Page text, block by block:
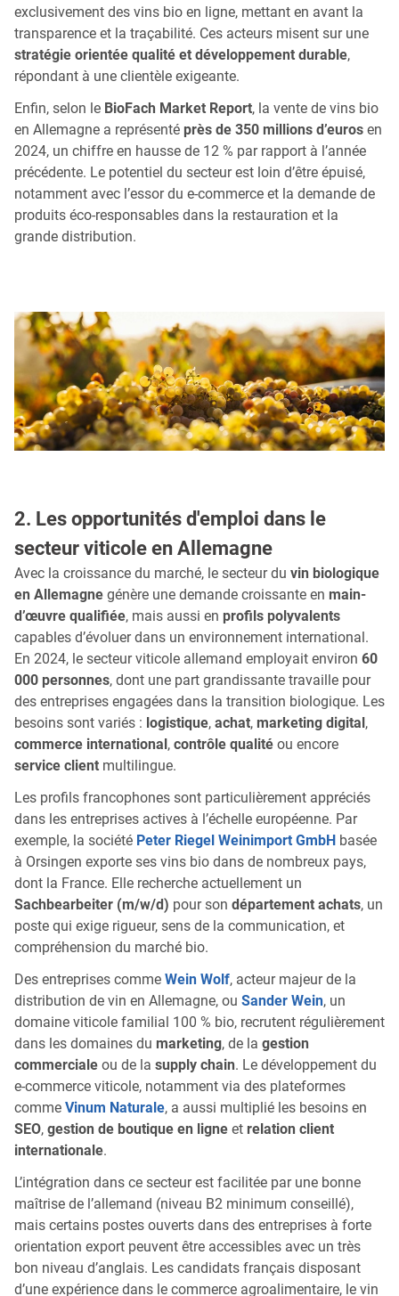
exclusivement des vins bio en ligne, mettant en avant la
transparence et la traçabilité. Ces acteurs misent sur une
stratégie orientée qualité et développement durable,
répondant à une clientèle exigeante.
Enfin, selon le BioFach Market Report, la vente de vins bio
en Allemagne a représenté près de 350 millions d’euros en
2024, un chiffre en hausse de 12 % par rapport à l’année
précédente. Le potentiel du secteur est loin d’être épuisé,
notamment avec l’essor du e-commerce et la demande de
produits éco-responsables dans la restauration et la
grande distribution.
2. Les opportunités d'emploi dans le
secteur viticole en Allemagne
Avec la croissance du marché, le secteur du vin biologique
en Allemagne génère une demande croissante en main-
d’œuvre qualifiée, mais aussi en profils polyvalents
capables d’évoluer dans un environnement international.
En 2024, le secteur viticole allemand employait environ 60
000 personnes, dont une part grandissante travaille pour
des entreprises engagées dans la transition biologique. Les
besoins sont variés : logistique, achat, marketing digital,
commerce international, contrôle qualité ou encore
service client multilingue.
Les profils francophones sont particulièrement appréciés
dans les entreprises actives à l’échelle européenne. Par
exemple, la société Peter Riegel Weinimport GmbH basée
à Orsingen exporte ses vins bio dans de nombreux pays,
dont la France. Elle recherche actuellement un
Sachbearbeiter (m/w/d) pour son département achats, un
poste qui exige rigueur, sens de la communication, et
compréhension du marché bio.
Des entreprises comme Wein Wolf, acteur majeur de la
distribution de vin en Allemagne, ou Sander Wein, un
domaine viticole familial 100 % bio, recrutent régulièrement
dans les domaines du marketing, de la gestion
commerciale ou de la supply chain. Le développement du
e-commerce viticole, notamment via des plateformes
comme Vinum Naturale, a aussi multiplié les besoins en
SEO, gestion de boutique en ligne et relation client
internationale.
L’intégration dans ce secteur est facilitée par une bonne
maîtrise de l’allemand (niveau B2 minimum conseillé),
mais certains postes ouverts dans des entreprises à forte
orientation export peuvent être accessibles avec un très
bon niveau d’anglais. Les candidats français disposant
d’une expérience dans le commerce agroalimentaire, le vin